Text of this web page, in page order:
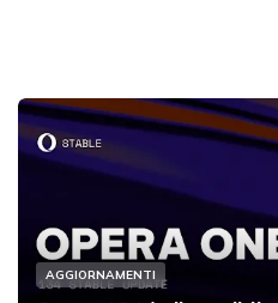
AGGIORNAMENTI